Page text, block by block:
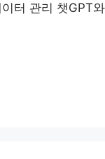
터 관리 챗GPT